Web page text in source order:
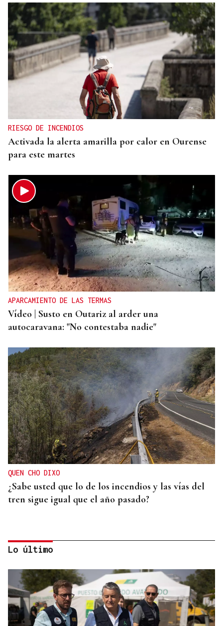
RIESGO DE INCENDIOS
Activada la alerta amarilla por calor en Ourense
para este martes
APARCAMIENTO DE LAS TERMAS
Vídeo | Susto en Outariz al arder una
autocaravana: "No contestaba nadie"
QUEN CHO DIXO
¿Sabe usted que lo de los incendios y las vías del
tren sigue igual que el año pasado?
Lo último